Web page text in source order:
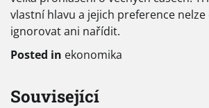
vlastní hlavu a jejich preference
ignorovat ani nařídit.
Posted in ekonomika
Související